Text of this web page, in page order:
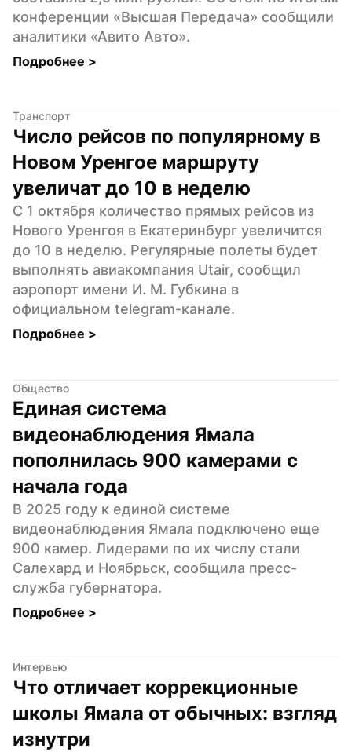
конференции «Высшая Передача» сообщили
аналитики «Авито Авто».
Подробнее >
Транспорт
Число рейсов по популярному в
Новом Уренгое маршруту
увеличат до 10 в неделю
С 1 октября количество прямых рейсов из
Нового Уренгоя в Екатеринбург увеличится
до 10 в неделю. Регулярные полеты будет
выполнять авиакомпания Utair, сообщил
аэропорт имени И. М. Губкина в
официальном telegram-канале.
Подробнее >
Общество
Единая система
видеонаблюдения Ямала
пополнилась 900 камерами с
начала года
В 2025 году к единой системе
видеонаблюдения Ямала подключено еще
900 камер. Лидерами по их числу стали
Салехард и Ноябрьск, сообщила пресс-
служба губернатора.
Подробнее >
Интервью
Что отличает коррекционные
школы Ямала от обычных: взгляд
изнутри